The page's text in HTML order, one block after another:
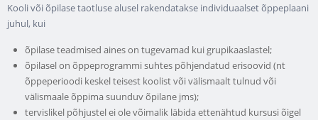
Kooli või õpilase taotluse alusel rakendatakse individuaalset õppeplaani
juhul, kui
õpilase teadmised aines on tugevamad kui grupikaaslastel;
õpilasel on õppeprogrammi suhtes põhjendatud erisoovid (nt
õppeperioodi keskel teisest koolist või välismaalt tulnud või
välismaale õppima suunduv õpilane jms);
tervislikel põhjustel ei ole võimalik läbida ettenähtud kursusi õigel